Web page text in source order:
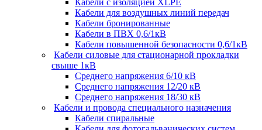
Кабели для воздушных линий передач
Кабели бронированные
Кабели в ПВХ 0,6/1кВ
Кабели повышенной безопасности 0,6/1кВ
Кабели силовые для стационарной прокладки
свыше 1кВ
Среднего напряжения 6/10 кВ
Среднего напряжения 12/20 кВ
Среднего напряжения 18/30 кВ
Кабели и провода специального назначения
Кабели спиральные